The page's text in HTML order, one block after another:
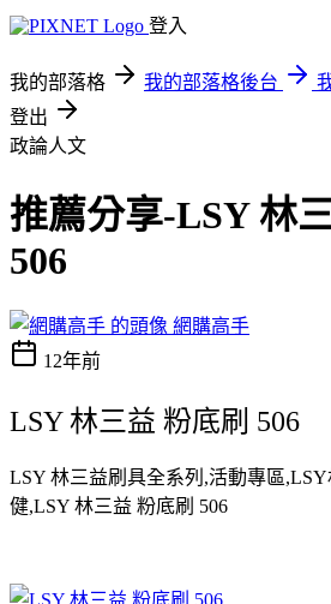
登入
我的部落格 我的部落格後台
登出
政論人文
推薦分享-LSY 林
506
網購高手
12年前
LSY 林三益 粉底刷 506
LSY 林三益刷具全系列,活動專區
健,LSY 林三益 粉底刷 506